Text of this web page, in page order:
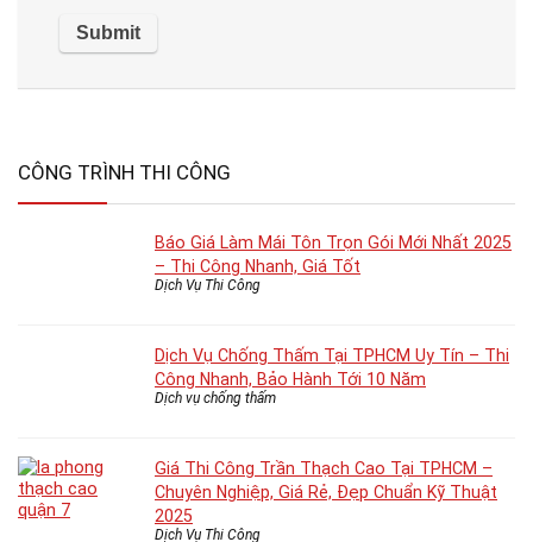
CÔNG TRÌNH THI CÔNG
Báo Giá Làm Mái Tôn Trọn Gói Mới Nhất 2025
– Thi Công Nhanh, Giá Tốt
Dịch Vụ Thi Công
Dịch Vụ Chống Thấm Tại TPHCM Uy Tín – Thi
Công Nhanh, Bảo Hành Tới 10 Năm
Dịch vụ chống thấm
Giá Thi Công Trần Thạch Cao Tại TPHCM –
Chuyên Nghiệp, Giá Rẻ, Đẹp Chuẩn Kỹ Thuật
2025
Dịch Vụ Thi Công